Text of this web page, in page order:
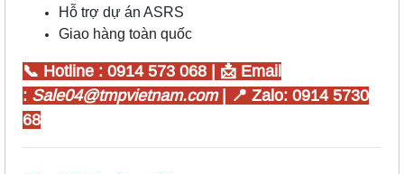
Hỗ trợ dự án ASRS
Giao hàng toàn quốc
📞 Hotline : 0914 573 068 | 📩 Email
: Sale04@tmpvietnam.com
| 📍 Zalo: 0914 5730
68